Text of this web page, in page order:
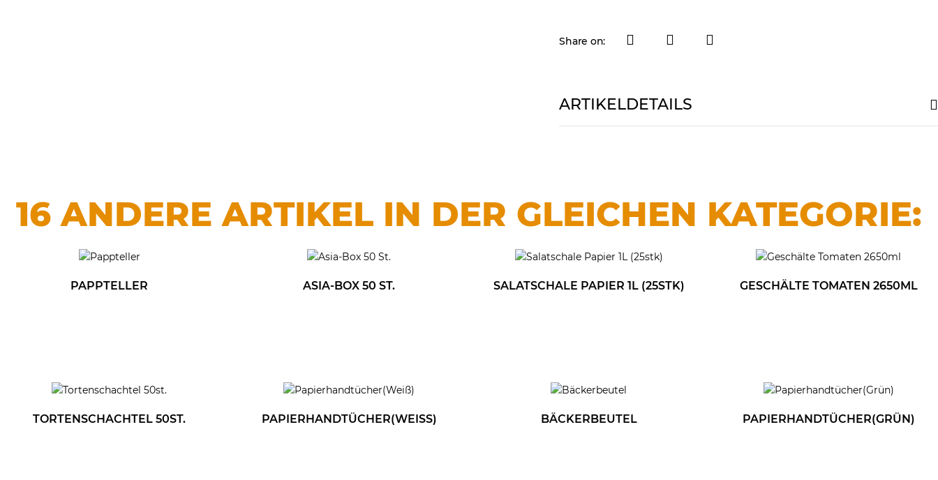
Share on:
ARTIKELDETAILS
16 ANDERE ARTIKEL IN DER GLEICHEN KATEGORIE:
PAPPTELLER ASIA-BOX 50 ST. SALATSCHALE PAPIER 1L (25STK) GESCHÄLTE TOMATEN 2650ML
TORTENSCHACHTEL 50ST. PAPIERHANDTÜCHER(WEISS) BÄCKERBEUTEL PAPIERHANDTÜCHER(GRÜN)